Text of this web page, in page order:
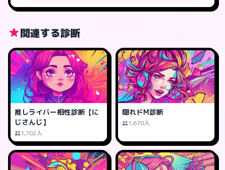
関連する診断
推しライバー相性診断【に
じさんじ】
1,702人
隠れドM診断
1,670人